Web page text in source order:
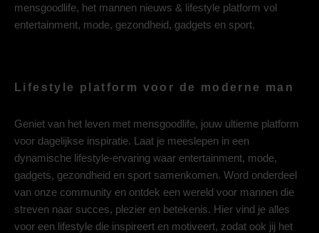
mensgoodlife, het mannen nieuws & lifestyle platform vol
entertainment, mode, gezondheid, gadgets en sport.
Lifestyle platform voor de moderne man
Geniet van het leven met mensgoodlife, jouw ultieme platform
voor dagelijkse inspiratie. Laat je meeslepen in een
dynamische lifestyle-ervaring waar entertainment, mode,
gadgets, gezondheid en sport samenkomen. Word onderdeel
van onze community en ontdek een wereld voor mannen die
streven naar succes, plezier en betekenis. Hier vind je alles
voor een lifestyle die inspireert en motiveert, zodat ook jij het